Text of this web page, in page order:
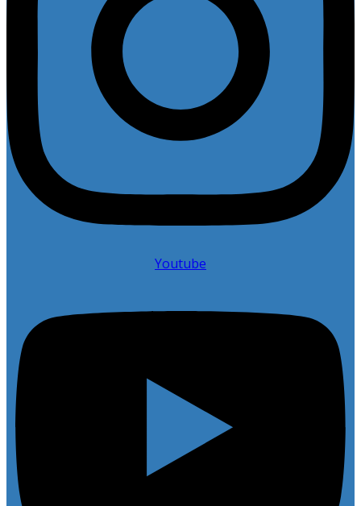
Youtube